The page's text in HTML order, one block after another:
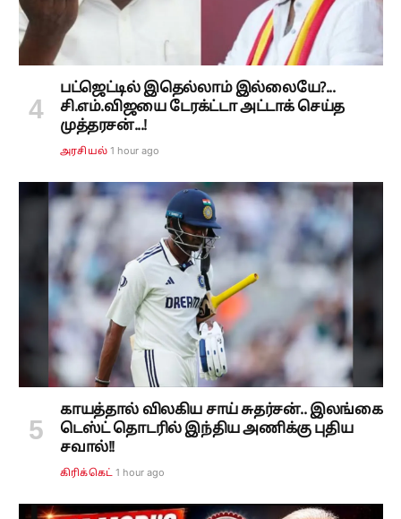
பட்ஜெட்டில் இதெல்லாம் இல்லையே?...
சி.எம்.விஜயை டேரக்ட்டா அட்டாக் செய்த
முத்தரசன்...!
அரசியல் 1 hour ago
காயத்தால் விலகிய சாய் சுதர்சன்.. இலங்கை
டெஸ்ட் தொடரில் இந்திய அணிக்கு புதிய
சவால்!!
கிரிக்கெட் 1 hour ago